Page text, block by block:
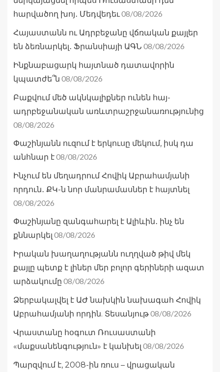
հարվածող խոյ․ Մեդվեդեւ08/08/2026
Հայաստանն ու Ադրբեջանը վճռական քայլեր
են ձեռնարկել․ Ֆրանսիայի ԱԳՆ 08/08/2026
Ինքնաբացարկ հայտնած դատավորին
կպատժե՞ն 08/08/2026
Բաքվում մեծ ակնկալիքներ ունեն հայ-
ադրբեջանական առևտրաշրջանառությունից
08/08/2026
Փաշինյանն ուզում է երկուսը մեկում, իսկ դա
անհնար է08/08/2026
Ինչում են մեղադրում Հովիկ Աբրահամյանի
որդուն․ ՔԿ-ն նոր մանրամասներ է հայտնել
08/08/2026
Փաշինյանը զանգահարել է Ալիևին․ ինչ են
քննարկել 08/08/2026
Իրական խաղաղությանն ուղղված թիվ մեկ
քայլը պետք է լիներ մեր բոլոր գերիների ազատ
արձակումը 08/08/2026
Ձերբակալվել է ԱԺ նախկին նախագահ Հովիկ
Աբրահամյանի որդին. Տեսանյութ08/08/2026
Վրաստանը հօգուտ Ռուսաստանի
«մաքսանենգություն» է կանխել 08/08/2026
Պարզվում է, 2008-ին ռուս – վրացական